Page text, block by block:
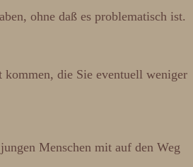
ohne daß es problematisch ist.
kommen, die Sie eventuell weniger
Menschen mit auf den Weg